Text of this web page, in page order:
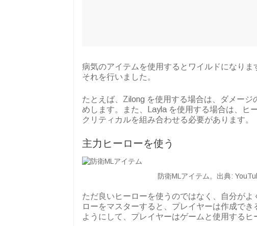
病気のアイテムを使用するとワイルドになり
それを行いました。
たとえば、Zilong を使用する場合は、ダメー
めします。また、Layla を使用する場合は、ヒ
クリティカルを組み合わせる必要があります。
主力ヒーローを使う
防衛MLアイテム。出典:
ただ良いヒーローを使うのではなく、自分が
ローをマスターすると、プレイヤーは作成で
ようにして、プレイヤーはゲームと使用するヒ